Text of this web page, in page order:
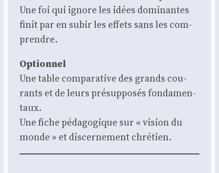
Une foi qui ignore les idées domi­nantes
finit par en subir les effets sans les com­
prendre.
Option­nel
Une table com­pa­ra­tive des grands cou­
rants et de leurs pré­sup­po­sés fon­da­men­
taux.
Une fiche péda­go­gique sur « vision du
monde » et dis­cer­ne­ment chré­tien.